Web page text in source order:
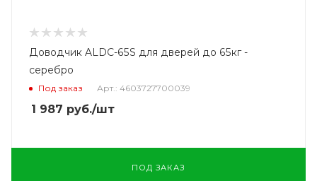
Доводчик ALDC-65S для дверей до 65кг -
серебро
Под заказ Арт.: 4603727700039
1 987 руб./шт
ПОД ЗАКАЗ